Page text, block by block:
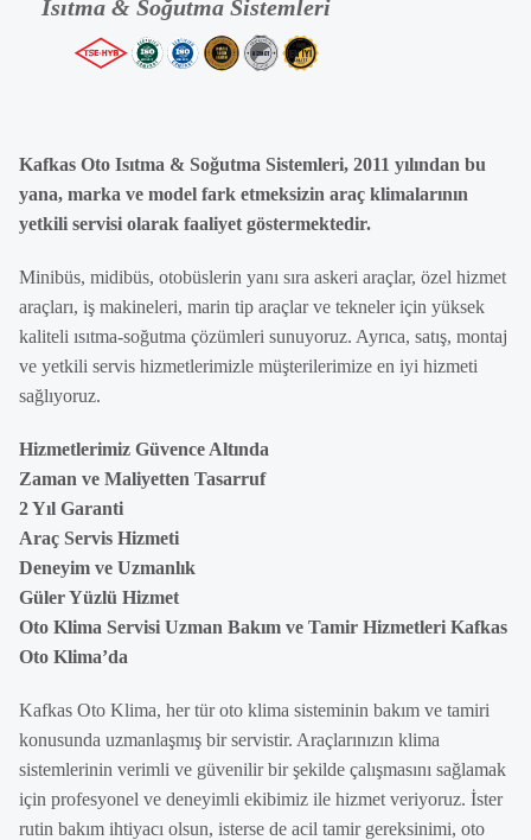
Kafkas Oto Isıtma & Soğutma Sistemleri, 2011 yılından bu
yana, marka ve model fark etmeksizin araç klimalarının
yetkili servisi olarak faaliyet göstermektedir.
Minibüs, midibüs, otobüslerin yanı sıra askeri araçlar, özel hizmet
araçları, iş makineleri, marin tip araçlar ve tekneler için yüksek
kaliteli ısıtma-soğutma çözümleri sunuyoruz. Ayrıca, satış, montaj
ve yetkili servis hizmetlerimizle müşterilerimize en iyi hizmeti
sağlıyoruz.
Hizmetlerimiz Güvence Altında
Zaman ve Maliyetten Tasarruf
2 Yıl Garanti
Araç Servis Hizmeti
Deneyim ve Uzmanlık
Güler Yüzlü Hizmet
Oto Klima Servisi Uzman Bakım ve Tamir Hizmetleri Kafkas
Oto Klima’da
Kafkas Oto Klima, her tür oto klima sisteminin bakım ve tamiri
konusunda uzmanlaşmış bir servistir. Araçlarınızın klima
sistemlerinin verimli ve güvenilir bir şekilde çalışmasını sağlamak
için profesyonel ve deneyimli ekibimiz ile hizmet veriyoruz. İster
rutin bakım ihtiyacı olsun, isterse de acil tamir gereksinimi, oto